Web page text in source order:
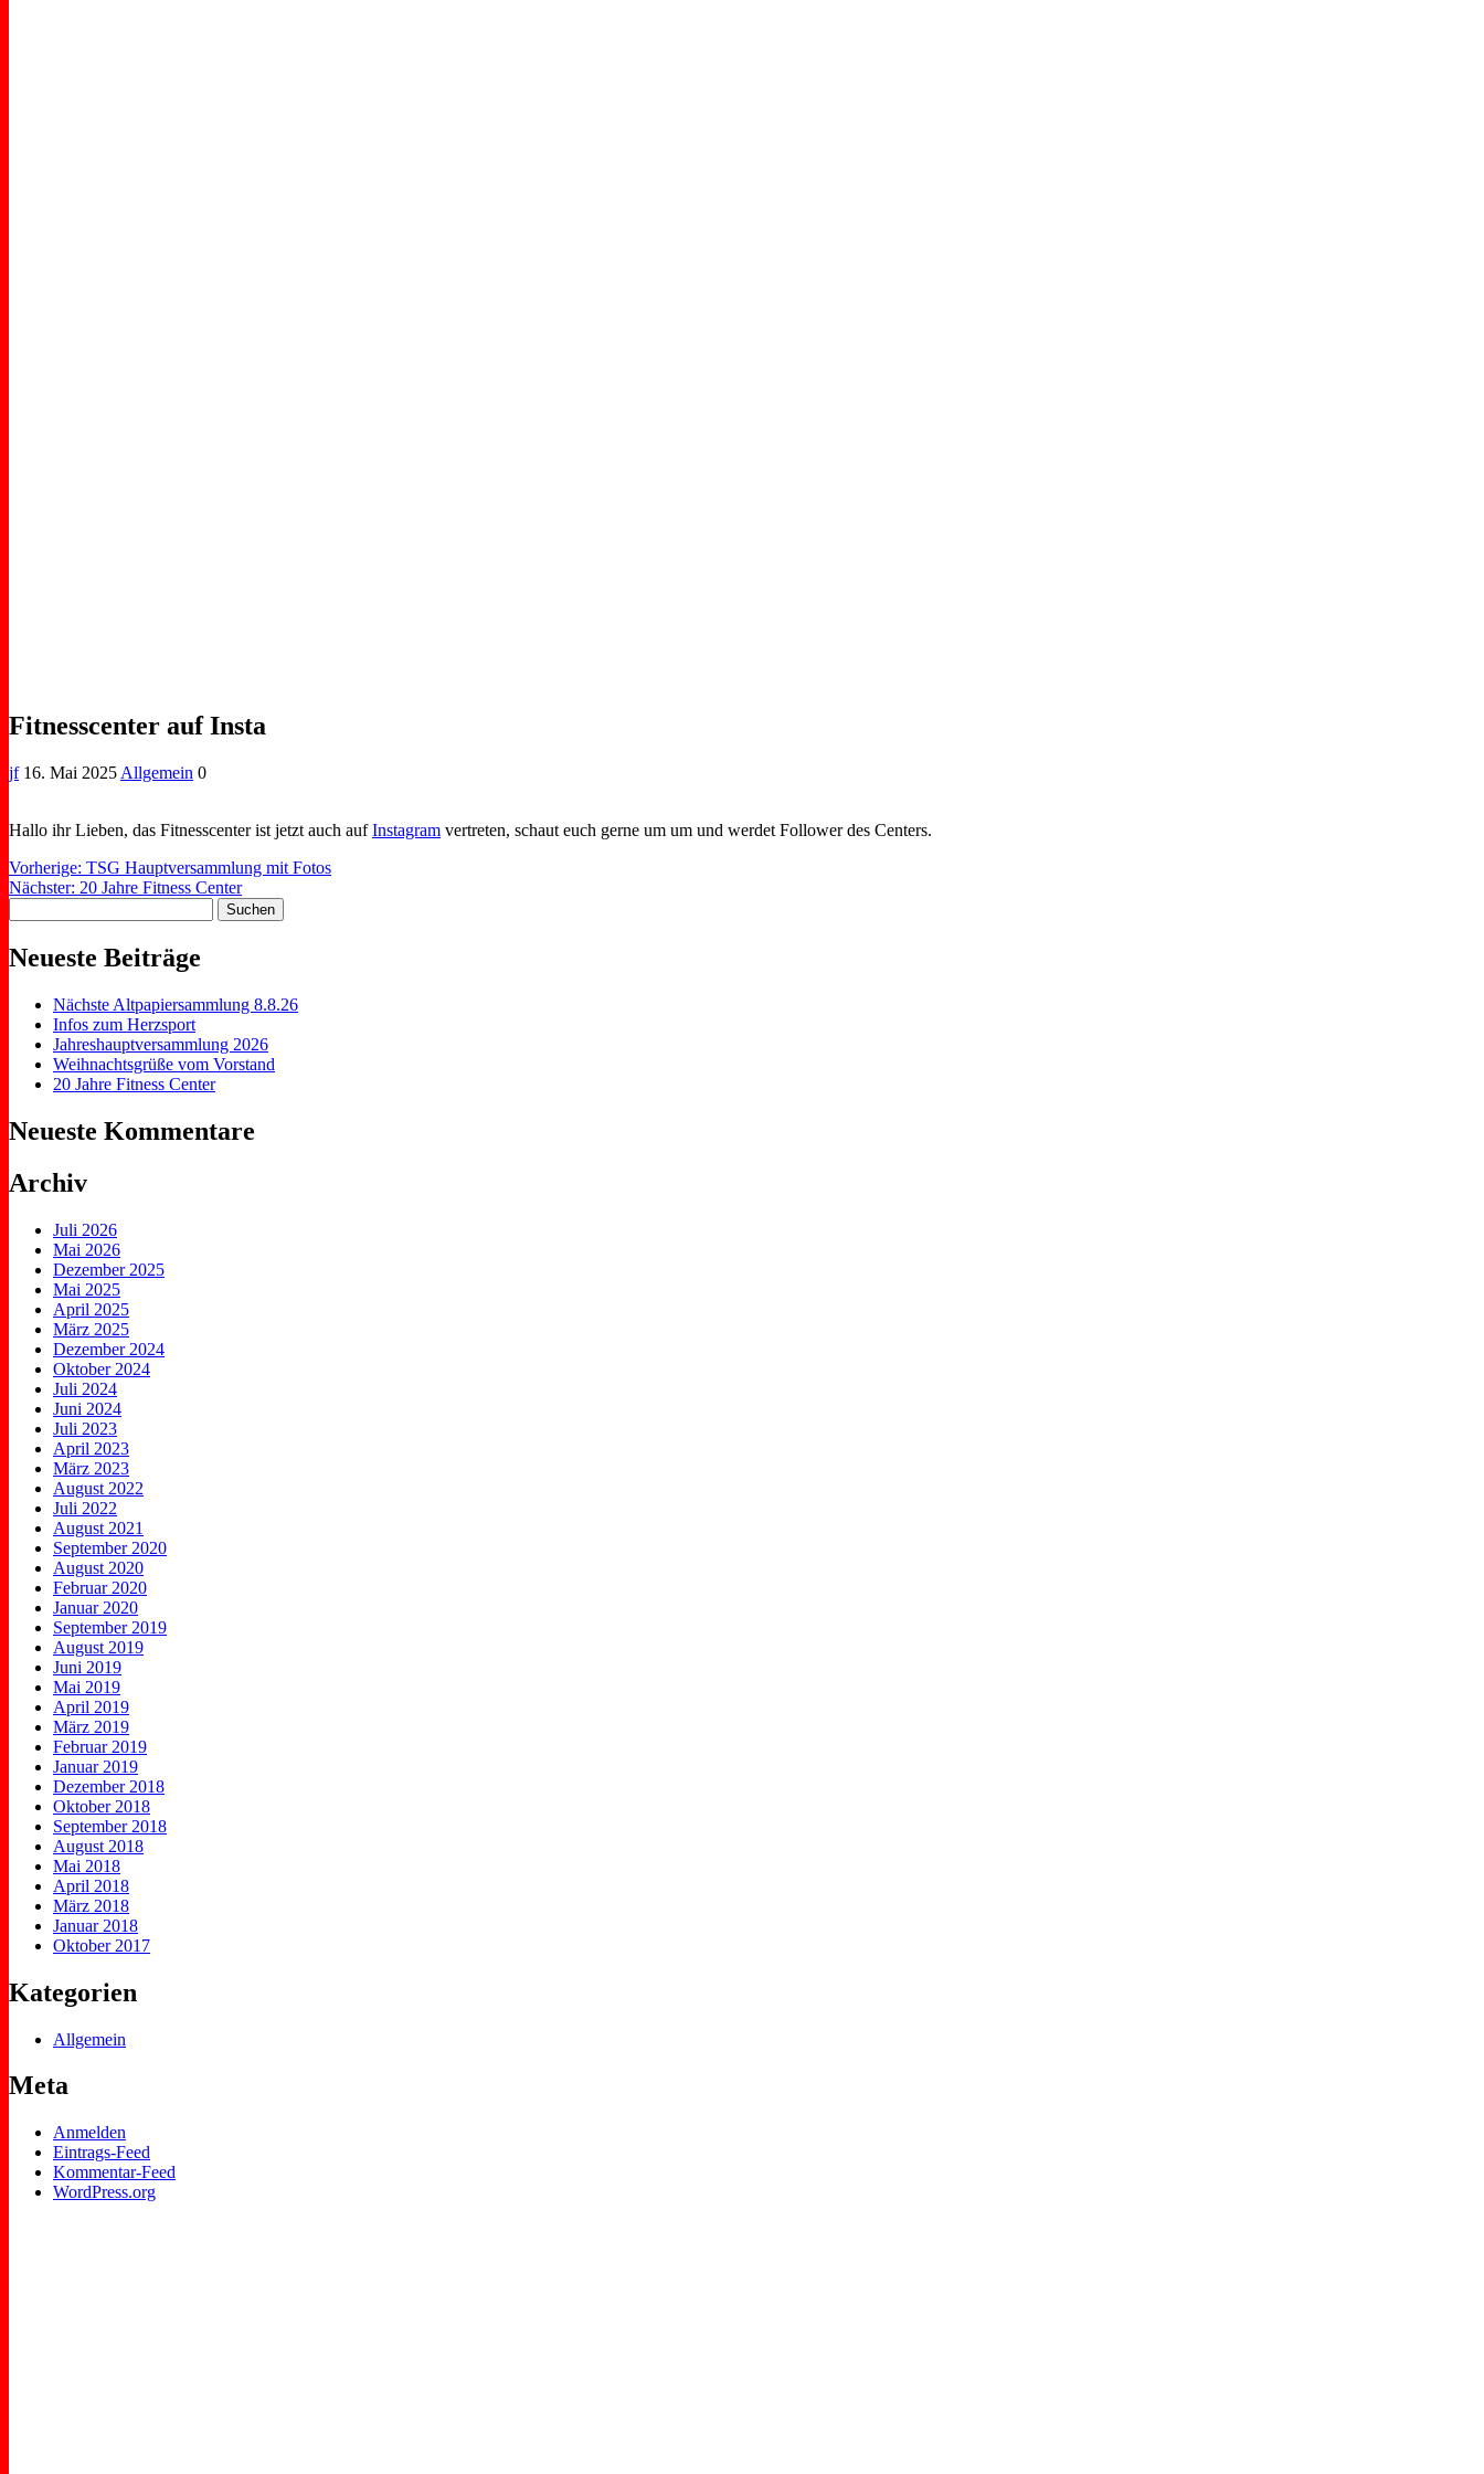
Fitnesscenter auf Insta
jf 16. Mai 2025 Allgemein 0
Hallo ihr Lieben, das Fitnesscenter ist jetzt auch aufInstagram vertreten, schaut euch gerne um um und werdet Follower des Centers.
Beitragsnavigation
Vorherige: Vorheriger
Beitrag:
TSG Hauptversammlung mit Fotos
Nächster: Nächster
20 Jahre Fitness Center
nach:
Neueste Beiträge
Nächste Altpapiersammlung 8.8.26
Infos zum Herzsport
Jahreshauptversammlung 2026
Weihnachtsgrüße vom Vorstand
20 Jahre Fitness Center
Neueste Kommentare
Archiv
Juli 2026
Mai 2026
Dezember 2025
Mai 2025
April 2025
März 2025
Dezember 2024
Oktober 2024
Juli 2024
Juni 2024
Juli 2023
April 2023
März 2023
August 2022
Juli 2022
August 2021
September 2020
August 2020
Februar 2020
Januar 2020
September 2019
August 2019
Juni 2019
Mai 2019
April 2019
März 2019
Februar 2019
Januar 2019
Dezember 2018
Oktober 2018
September 2018
August 2018
Mai 2018
April 2018
März 2018
Januar 2018
Oktober 2017
Kategorien
Allgemein
Meta
Anmelden
Eintrags-Feed
Kommentar-Feed
WordPress.org